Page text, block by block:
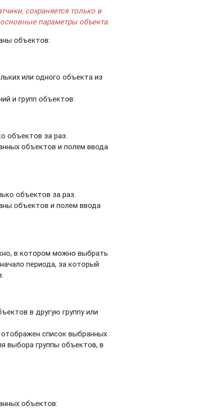
сохраняется только в
параметры объекта.
объектов:
или одного объекта из
и групп объектов:
объектов за раз.
объектов и полем ввода
объектов за раз.
объектов и полем ввода
в котором можно выбрать
периода, за который
в другую группу или
список выбранных
выбора группы объектов, в
объектов: